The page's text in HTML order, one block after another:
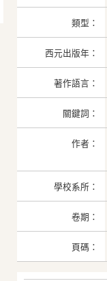
類型：
西元出版年：
著作語言：
關鍵詞：
作者：
學校系所：
卷期：
頁碼：